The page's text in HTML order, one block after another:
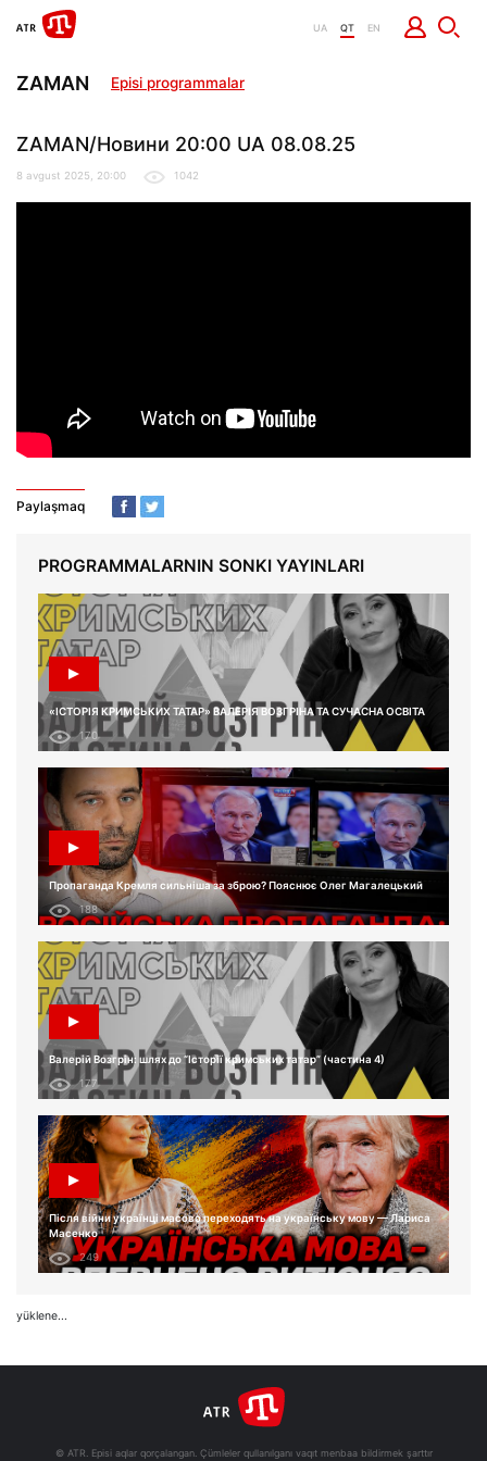
UA QT EN
ZAMAN Episi programmalar
ZAMAN/Новини 20:00 UA 08.08.25
8 avgust 2025, 20:00 1042
Paylaşmaq
PROGRAMMALARNIN SONKI YAYINLARI
«ІСТОРІЯ КРИМСЬКИХ ТАТАР» ВАЛЕРІЯ ВОЗГРІНА ТА СУЧАСНА ОСВІТА
170
Пропаганда Кремля сильніша за зброю? Пояснює Олег Магалецький
188
Валерій Возгрін: шлях до “Історії кримських татар” (частина 4)
177
Після війни українці масово переходять на українську мову — Лариса
Масенко
249
yüklene...
© ATR. Episi aqlar qorçalangan. Çümleler qullanılganı vaqıt menbaa bildirmek şarttır